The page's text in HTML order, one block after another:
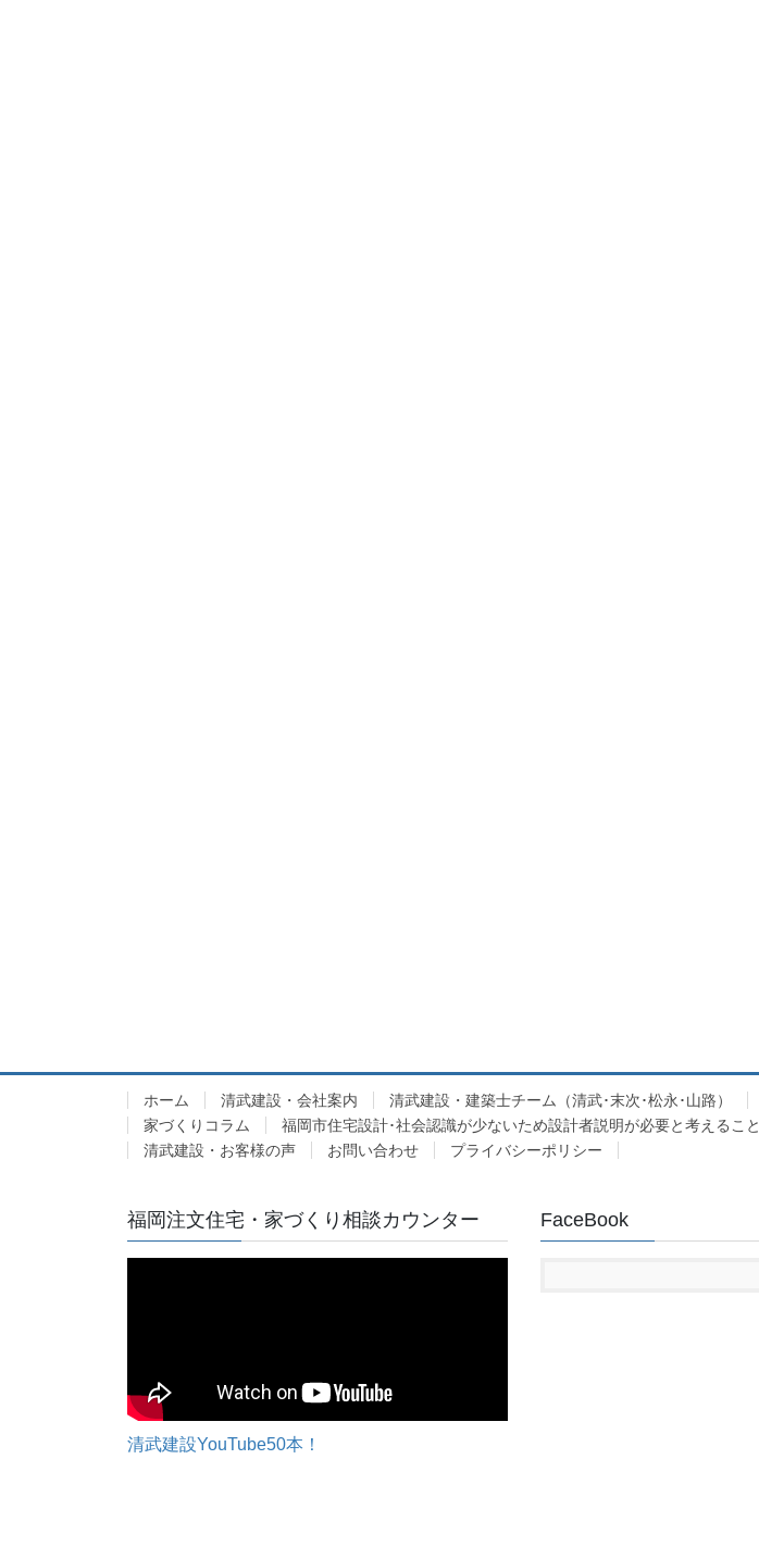
ホーム 清武建設・会社案内 清武建設・建築士チーム（清武･末次･松永･山路）
家づくりコラム
福岡市住宅設計･社会認識が少ないため設計者説明が必要と考えること
清武建設・お客様の声
お問い合わせ プライバシーポリシー
福岡注文住宅・家づくり相談カウンター
清武建設YouTube50本！
FaceBook